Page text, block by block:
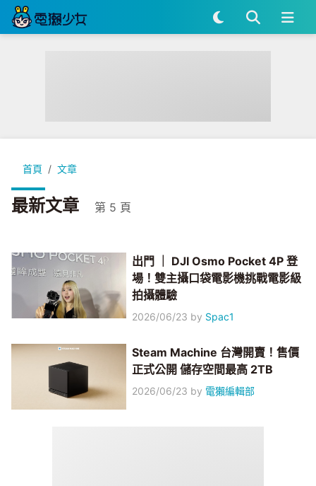
首頁 文章
最新文章 第 5 頁
出門 ｜ DJI Osmo Pocket 4P 登
場！雙主攝口袋電影機挑戰電影級
拍攝體驗
2026/06/23 by Spac1
Steam Machine 台灣開賣！售價
正式公開 儲存空間最高 2TB
2026/06/23 by 電獺編輯部